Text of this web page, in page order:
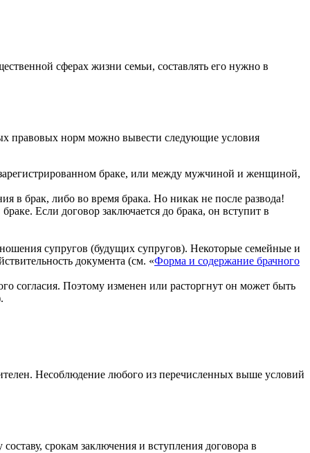
сферах жизни семьи, составлять его нужно в
правовых норм можно вывести следующие условия
браке, или между мужчиной и женщиной,
в брак, либо во время брака. Но никак не после развода!
Если договор заключается до брака, он вступит в
супругов (будущих супругов). Некоторые семейные и
документа (см. «Форма и содержание брачного
согласия. Поэтому изменен или расторгнут он может быть
Несоблюдение любого из перечисленных выше условий
срокам заключения и вступления договора в